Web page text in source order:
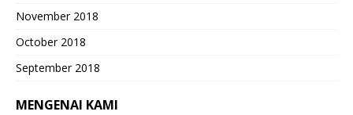
November 2018
October 2018
September 2018
MENGENAI KAMI